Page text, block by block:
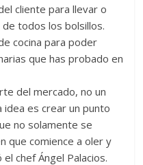
cliente para llevar o
todos los bolsillos.
cocina para poder
que has probado en
del mercado, no un
es crear un punto
no solamente se
que comience a oler y
chef Ángel Palacios.